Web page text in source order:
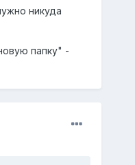
никуда
папку" -